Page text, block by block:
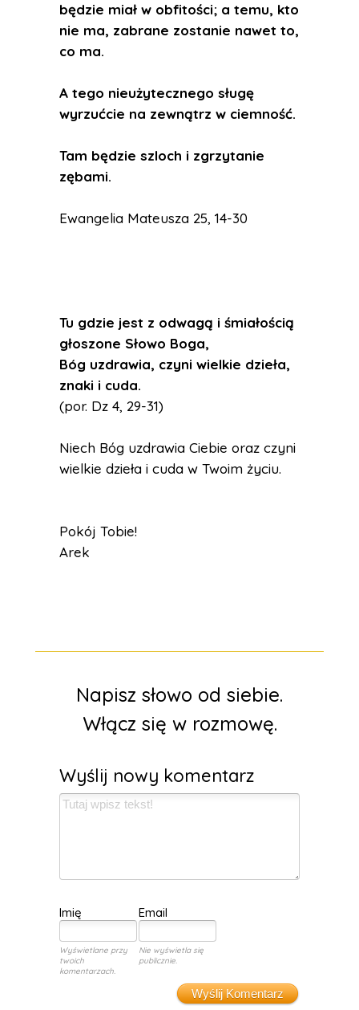
będzie miał w obfitości; a temu, kto
nie ma, zabrane zostanie nawet to,
co ma.
A tego nieużytecznego sługę
wyrzućcie na zewnątrz w ciemność.
Tam będzie szloch i zgrzytanie
zębami.
Ewangelia Mateusza 25, 14-30
Tu gdzie jest z odwagą i śmiałością
głoszone Słowo Boga,
Bóg uzdrawia, czyni wielkie dzieła,
znaki i cuda.
(por. Dz 4, 29-31)
Niech Bóg uzdrawia Ciebie oraz czyni
wielkie dzieła i cuda w Twoim życiu.
Pokój Tobie!
Arek
Napisz słowo od siebie.
Włącz się w rozmowę.
Wyślij nowy komentarz
Imię Email
Wyświetlane przy
twoich
komentarzach.
Nie wyświetla się
publicznie.
Wyślij Komentarz